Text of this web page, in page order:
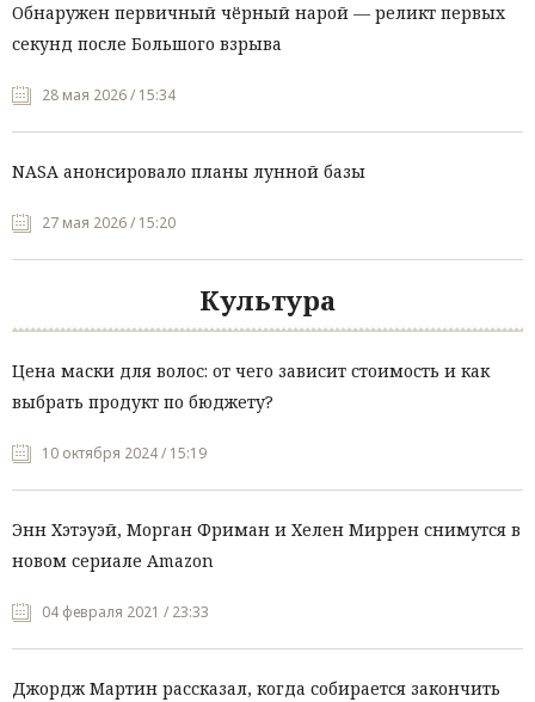
Обнаружен первичный чёрный нарой — реликт первых
секунд после Большого взрыва
28 мая 2026 / 15:34
NASA анонсировало планы лунной базы
27 мая 2026 / 15:20
Культура
Цена маски для волос: от чего зависит стоимость и как
выбрать продукт по бюджету?
10 октября 2024 / 15:19
Энн Хэтэуэй, Морган Фриман и Хелен Миррен снимутся в
новом сериале Amazon
04 февраля 2021 / 23:33
Джордж Мартин рассказал, когда собирается закончить